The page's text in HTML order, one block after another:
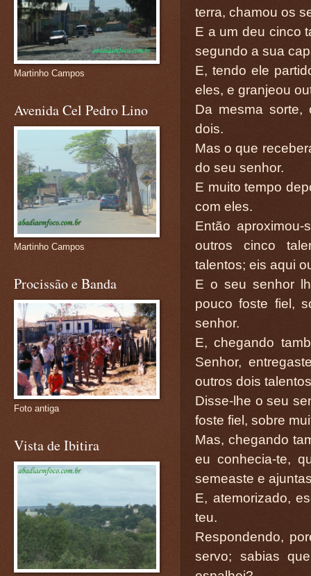
terra, chamou os
E a um deu cinco
segundo a sua
E, tendo ele
eles, e granjeou
Da mesma sorte,
dois.
Mas o que
do seu senhor.
E muito tempo
com eles.
Então
outros cinco
talentos; eis aqui
E o seu senhor
pouco foste fiel,
senhor.
E, chegando
Senhor,
outros dois
Disse-lhe o seu
foste fiel, sobre
Mas, chegando
eu conhecia-te,
semeaste e
E, atemorizado,
teu.
Respondendo,
servo; sabias
Martinho Campos
Avenida Cel Pedro Lino
Martinho Campos
Procissão e Banda
Foto antiga
Vista de Ibitira